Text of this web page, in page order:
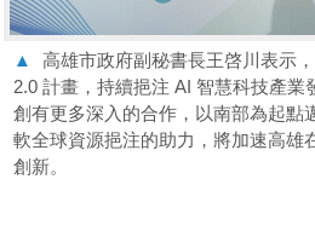
▲
高雄市政府副秘書長王啓川表示
2.0 計畫，持續挹注 AI 智慧科技產業
創有更多深入的合作，以南部為起點
軟全球資源挹注的助力，將加速高雄
創新。